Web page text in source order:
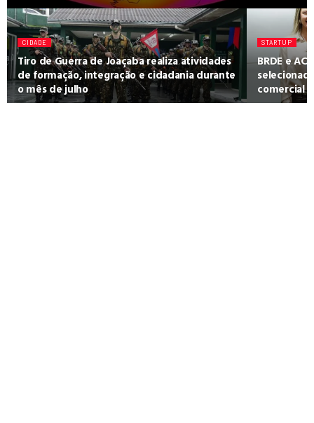
CIDADE
Tiro de Guerra de Joaçaba realiza atividades
de formação, integração e cidadania durante
o mês de julho
STARTUP
BRDE e
comercial